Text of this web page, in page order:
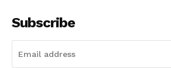
Subscribe